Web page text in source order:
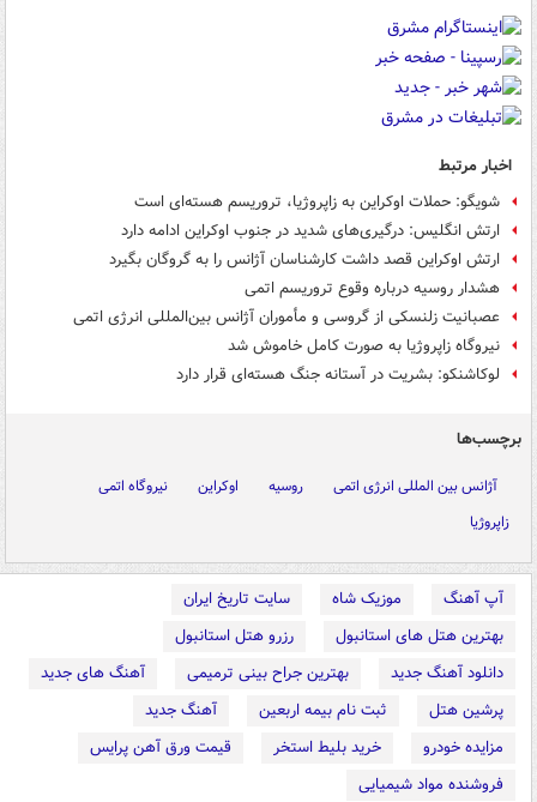
اخبار مرتبط
شویگو: حملات اوکراین به زاپروژیا، تروریسم هسته‌ای است
ارتش انگلیس: درگیری‌های شدید در جنوب اوکراین ادامه دارد
ارتش اوکراین قصد داشت کارشناسان آژانس را به گروگان بگیرد
هشدار روسیه درباره وقوع تروریسم اتمی
عصبانیت زلنسکی از گروسی و مأموران آژانس بین‌المللی انرژی اتمی
نیروگاه زاپروژیا به صورت کامل خاموش شد
لوکاشنکو: بشریت در آستانه جنگ هسته‌ای قرار دارد
برچسب‌ها
آژانس بین المللی انرژی اتمی روسیه اوکراین
نیروگاه اتمی
زاپروژیا
آپ آهنگ موزیک شاه
سایت تاریخ ایران
بهترین هتل های استانبول
رزرو هتل استانبول
دانلود آهنگ جدید
بهترین جراح بینی ترمیمی
آهنگ های جدید
پرشین هتل
ثبت نام بیمه اربعین
آهنگ جدید
مزایده خودرو
خرید بلیط استخر
قیمت ورق آهن پرایس
فروشنده مواد شیمیایی